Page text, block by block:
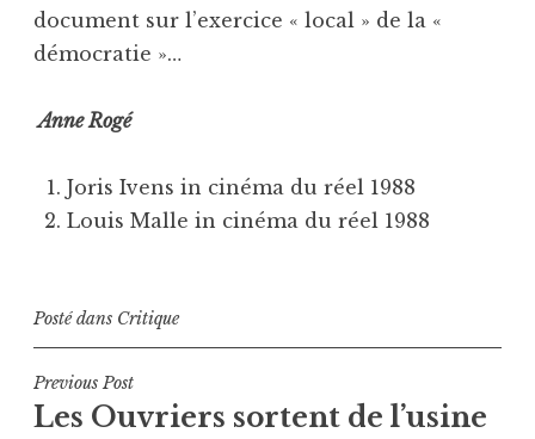
document sur l’exercice « local » de la «
démocratie »…
Anne Rogé
Joris Ivens in cinéma du réel 1988
Louis Malle in cinéma du réel 1988
Posté dans Critique
Navigation
de
Previous Post
Les Ouvriers sortent de l’usine